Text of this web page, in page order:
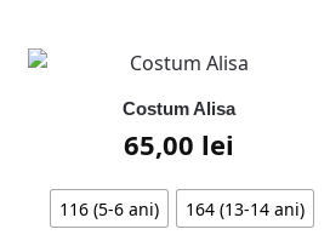
Costum Alisa
65,00 lei
116 (5-6 ani) 164 (13-14 ani)